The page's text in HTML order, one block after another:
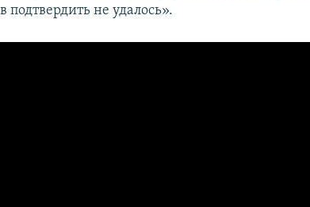
подтвердить не удалось».